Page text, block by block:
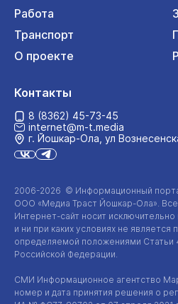
Работа
Транспорт
О проекте
2006-2026 © Информационный
ООО «Медиа Траст Йошкар-Ола».
Интернет-сайт носит
и ни при каких условиях не
определяемой положениями Статьи
Российской Федерации.
СМИ Информационное агентство
номер и дата принятия решения о
Контакты
8 (8362) 45-73-45
internet@m-t.media
г. Йошкар‑Ола, ул